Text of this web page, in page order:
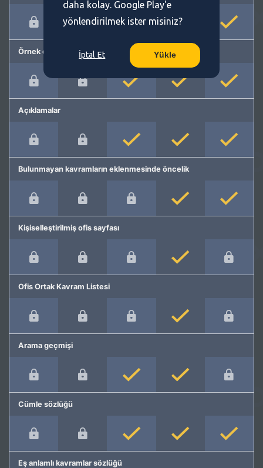
Örnek cümleler
Açıklamalar
Bulunmayan kavramların eklenmesinde öncelik
Kişiselleştirilmiş ofis sayfası
Ofis Ortak Kavram Listesi
Arama geçmişi
Cümle sözlüğü
Eş anlamlı kavramlar sözlüğü
daha kolay. Google Play'e
yönlendirilmek ister misiniz?
İptal Et Yükle